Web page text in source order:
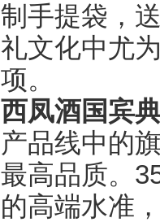
制手提袋，
礼文化中尤
项。
西凤酒国宾
产品线中的
最高品质。
的高端水准